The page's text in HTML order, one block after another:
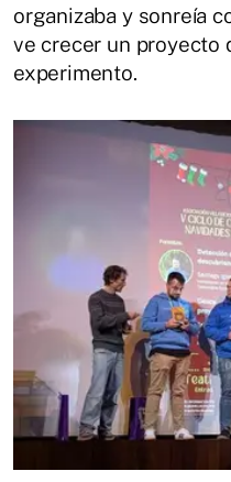
organizaba y sonreía
ve crecer un proyecto
experimento.